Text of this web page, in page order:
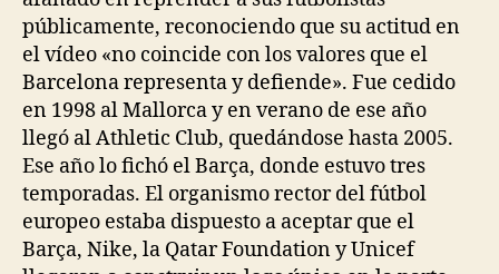
públicamente, reconociendo que su actitud en
el vídeo «no coincide con los valores que el
Barcelona representa y defiende». Fue cedido
en 1998 al Mallorca y en verano de ese año
llegó al Athletic Club, quedándose hasta 2005.
Ese año lo fichó el Barça, donde estuvo tres
temporadas. El organismo rector del fútbol
europeo estaba dispuesto a aceptar que el
Barça, Nike, la Qatar Foundation y Unicef